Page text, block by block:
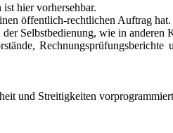
hier vorhersehbar.
öffentlich-rechtlichen Auftrag hat.
Selbstbedienung, wie in anderen
Rechnungsprüfungsberichte
und Streitigkeiten